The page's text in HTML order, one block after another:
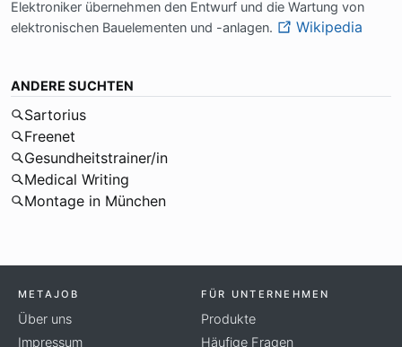
Elek­tro­ni­ker über­neh­men den Ent­wurf und die War­tung von
elek­tro­ni­schen Bau­ele­men­ten und -an­la­gen.
Wikipedia
ANDERE SUCHTEN
Sartorius
Freenet
Gesundheitstrainer/in
Medical Writing
Montage in München
METAJOB
Über uns
Impressum
FÜR UNTERNEHMEN
Produkte
Häufige Fragen